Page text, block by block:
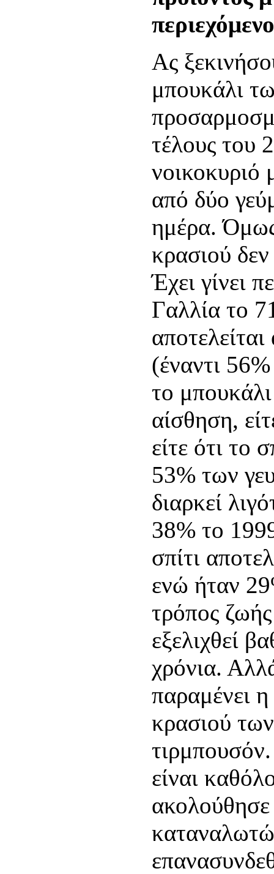
Ας
μπουκάλι
τέλους του
νοικοκυριό
από δύο
ημέρα.
κρασιού
Έχει γίνει
Γαλλία το
(έναντι
το
αίσθηση,
είτε ότι το
53% των
διαρκεί
38% το
σπίτι
ενώ ήταν
τρόπος
εξελιχθεί
χρόνια.
παραμένει
κρασιού
είναι